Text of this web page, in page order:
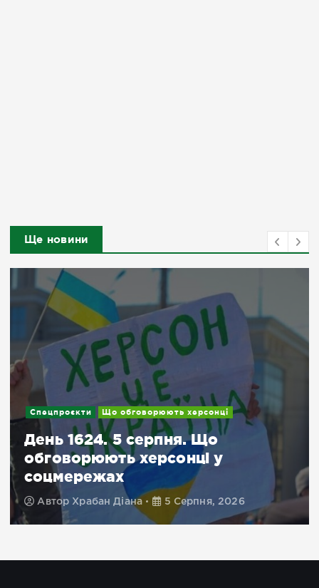
Ще новини
Спецпроєкти Що обговорюють херсонці
День 1624. 5 серпня. Що
обговорюють херсонці у
соцмережах
Автор Храбан Діана 5 Серпня, 2026